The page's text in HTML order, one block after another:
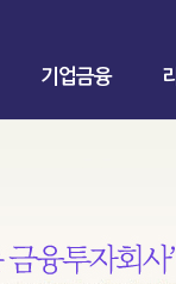
기업금융